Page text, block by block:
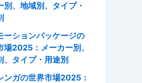
別、地域別、タイプ・
ーションパッケージの
場2025：メーカー別、
、タイプ・用途別
ンガの世界市場2025：